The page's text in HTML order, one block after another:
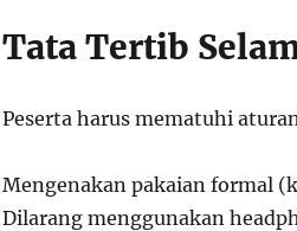
Tata Tertib
Peserta harus mematuhi
Mengenakan pakaian formal
Dilarang menggunakan